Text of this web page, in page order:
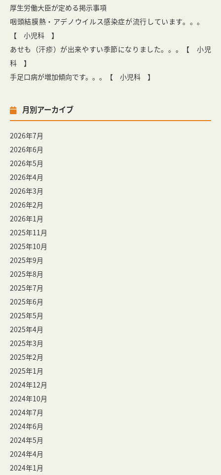
厚生労働大臣が定める掲示事項
咽頭結膜熱・アデノウイルス感染症が流行しています。。。
【 小児科 】
あせも（汗疹）が出来やすい季節になりました。。。【 小児
科 】
手足口病が増加傾向です。。。【 小児科 】
月別アーカイブ
2026年7月
2026年6月
2026年5月
2026年4月
2026年3月
2026年2月
2026年1月
2025年11月
2025年10月
2025年9月
2025年8月
2025年7月
2025年6月
2025年5月
2025年4月
2025年3月
2025年2月
2025年1月
2024年12月
2024年10月
2024年7月
2024年6月
2024年5月
2024年4月
2024年1月